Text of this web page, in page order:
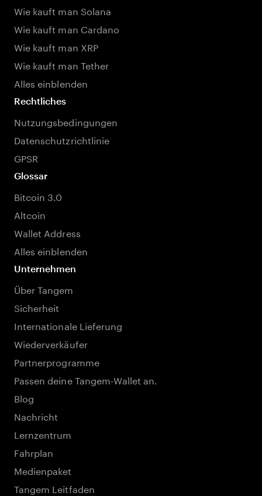
Wie kauft man Solana
Wie kauft man Cardano
Wie kauft man XRP
Wie kauft man Tether
Alles einblenden
Rechtliches
Nutzungsbedingungen
Datenschutzrichtlinie
GPSR
Glossar
Bitcoin 3.0
Altcoin
Wallet Address
Alles einblenden
Unternehmen
Über Tangem
Sicherheit
Internationale Lieferung
Wiederverkäufer
Partnerprogramme
Passen deine Tangem-Wallet an.
Blog
Nachricht
Lernzentrum
Fahrplan
Medienpaket
Tangem Leitfaden